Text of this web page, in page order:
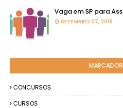
Vaga em SP para
SETEMBRO 07, 2016
CONCURSOS
CURSOS